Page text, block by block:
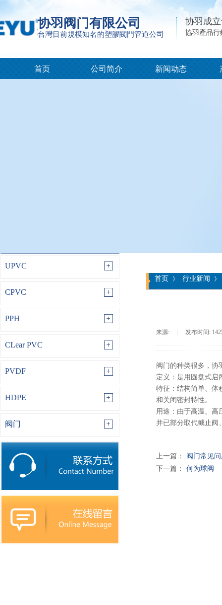
首页 公司简介 新闻动态
协羽阀门有限公司
台灣目前規模知名的塑膠閥門管道公司
协羽成
協羽產品行
UPVC
CPVC
PPH
CLear PVC
PVDF
HDPE
阀门
首页 》 行业新闻 》
来源: 发布时间:
阀门的种类很多， 协
定义：是用圆盘式启
特征：结构简单、体
和关闭密封特性。
用途：由于高温、高
并已部分取代截止阀
上一篇：
阀门常见
下一篇：
何为球阀